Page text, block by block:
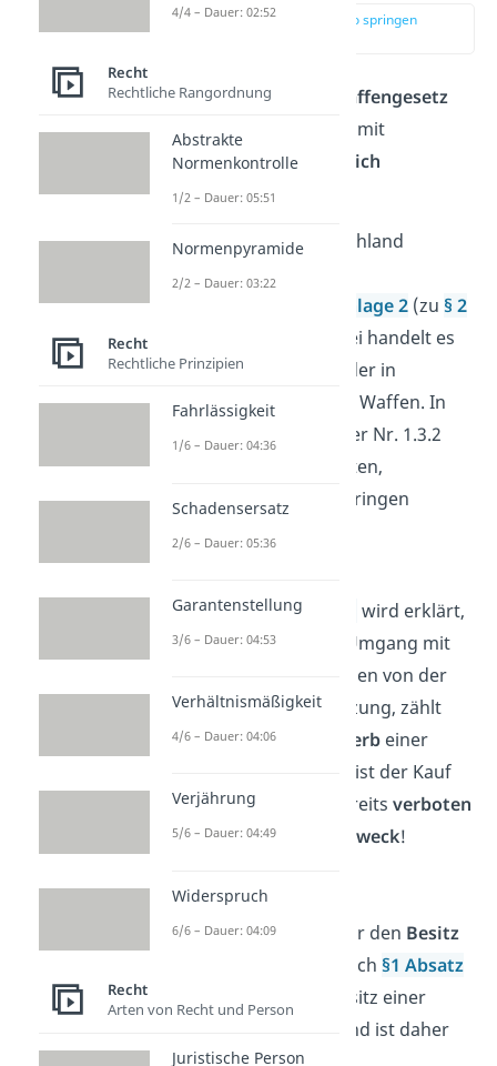
zur Stelle im Video springen
Nach demdeutschen Waffengesetz
(WaffG) ist der Umgang mit
Schlagringengrundsätzlich
verboten!
Welche Waffen in Deutschland
verboten sind, findest du
unter
Abschnitt 1 der Anlage 2 (zu§ 2
Abs. 2 bis 4 WaffG).
Dabei handelt es
sich um eine Auflistung der in
Deutschland verbotenen Waffen. In
der Waffenliste wird unter Nr. 1.3.2
der Umgang mit Stahlruten,
Totschlägern und Schlagringen
In§ 1 Absatz 3 WaffG
wird erklärt,
was alles unter den Umgang mit
Abgesehen von der
Herstellung und Nutzung, zählt
auch bereits der
Erwerb einer
dazu. Deshalb ist der Kauf
eines Schlagrings bereitsverboten
— egal zu welchem Zweck!
Eigentum:
Ähnliches gilt auch für den Besitz
. Nach§1 Absatz
zählt der Besitz einer
Waffe als Umgang und ist daher
4/4 – Dauer: 02:52
Recht
Rechtliche Rangordnung
Abstrakte
Normenkontrolle
1/2 – Dauer: 05:51
Normenpyramide
2/2 – Dauer: 03:22
Recht
Rechtliche Prinzipien
Fahrlässigkeit
1/6 – Dauer: 04:36
Schadensersatz
2/6 – Dauer: 05:36
Garantenstellung
3/6 – Dauer: 04:53
Verhältnismäßigkeit
4/6 – Dauer: 04:06
Verjährung
5/6 – Dauer: 04:49
Widerspruch
6/6 – Dauer: 04:09
Recht
Arten von Recht und Person
Juristische Person